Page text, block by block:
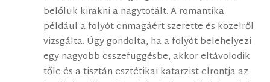
belőlük kirakni a nagytotált. A romantika
például a folyót önmagáért szerette és közelről
vizsgálta. Úgy gondolta, ha a folyót belehelyezi
egy nagyobb összefüggésbe, akkor eltávolodik
tőle és a tisztán esztétikai katarzist elrontja az